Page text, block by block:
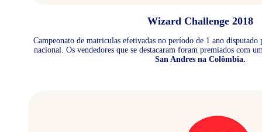
Wizard Challenge 2018
Campeonato de matriculas efetivadas no período de 1 ano disputado
nacional. Os vendedores que se destacaram foram premiados com
San Andres na Colômbia.